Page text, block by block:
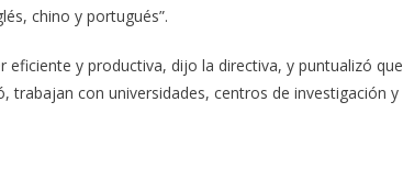
chino y portugués”.
y productiva, dijo la directiva, y puntualizó que
trabajan con universidades, centros de investigación y